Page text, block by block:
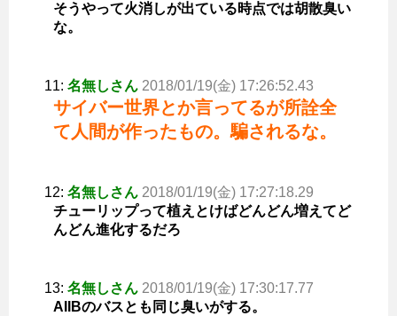
そうやって火消しが出ている時点では胡散臭い
な。
11: 名無しさん 2018/01/19(金) 17:26:52.43
サイバー世界とか言ってるが所詮全
て人間が作ったもの。騙されるな。
12: 名無しさん 2018/01/19(金) 17:27:18.29
チューリップって植えとけばどんどん増えてど
んどん進化するだろ
13: 名無しさん 2018/01/19(金) 17:30:17.77
AIIBのバスとも同じ臭いがする。